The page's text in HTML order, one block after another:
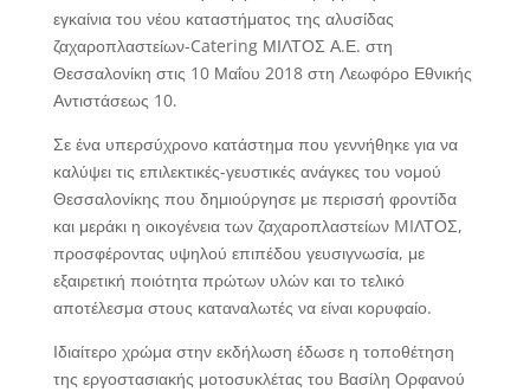
εγκαίνια του νέου καταστήματος της αλυσίδας
ζαχαροπλαστείων-Catering ΜΙΛΤΟΣ Α.Ε. στη
Θεσσαλονίκη στις 10 Μαΐου 2018 στη Λεωφόρο Εθνικής
Αντιστάσεως 10.
Σε ένα υπερσύχρονο κατάστημα που γεννήθηκε για να
καλύψει τις επιλεκτικές-γευστικές ανάγκες του νομού
Θεσσαλονίκης που δημιούργησε με περισσή φροντίδα
και μεράκι η οικογένεια των ζαχαροπλαστείων MIΛΤΟΣ,
προσφέροντας υψηλού επιπέδου γευσιγνωσία, με
εξαιρετική ποιότητα πρώτων υλών και το τελικό
αποτέλεσμα στους καταναλωτές να είναι κορυφαίο.
Ιδιαίτερο χρώμα στην εκδήλωση έδωσε η τοποθέτηση
της εργοστασιακής μοτοσυκλέτας του Βασίλη Ορφανού